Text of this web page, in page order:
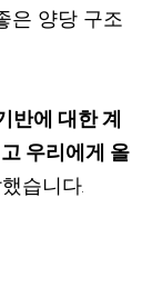
은 양당 구조
우리에게 올
습니다.